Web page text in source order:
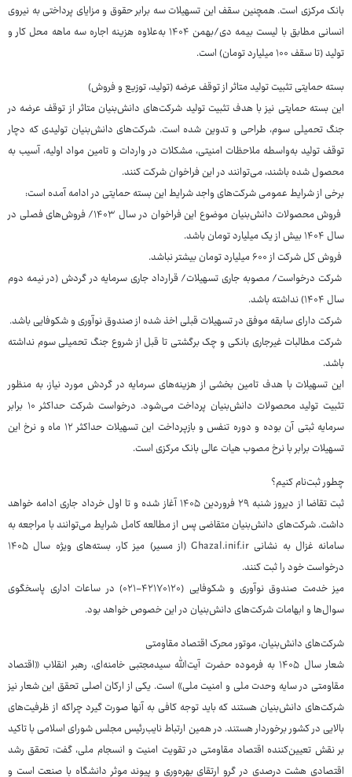
بانک مرکزی است. همچنین سقف این تسهیلات سه برابر حقوق و مزایای پرداختی به نیروی
انسانی مطابق با لیست بیمه دی/بهمن ۱۴۰۴ به‌علاوه هزینه اجاره سه ماهه محل کار و
تولید (تا سقف ۱۰۰ میلیارد تومان) است.
بسته حمایتی تثبیت تولید متاثر از توقف عرضه (تولید، توزیع و فروش)
این بسته حمایتی نیز با هدف تثبیت تولید شرکت‌های دانش‌بنیان متاثر از توقف عرضه در
جنگ تحمیلی سوم، طراحی و تدوین شده است. شرکت‌های دانش‌بنیان تولیدی که دچار
توقف تولید به‌واسطه ملاحظات امنیتی، مشکلات در واردات و تامین مواد اولیه، آسیب به
محصول شده باشند، می‌توانند در این فراخوان شرکت کنند.
برخی از شرایط عمومی شرکت‌های واجد شرایط این بسته حمایتی در ادامه آمده است:
فروش محصولات دانش‌بنیان موضوع این فراخوان در سال ۱۴۰۳/ فروش‌های فصلی در
سال ۱۴۰۴ بیش از یک میلیارد تومان باشد.
فروش کل شرکت از ۶۰۰ میلیارد تومان بیشتر نباشد.
شرکت درخواست/ مصوبه جاری تسهیلات/ قرارداد جاری سرمایه در گردش (در نیمه دوم
سال ۱۴۰۴) نداشته باشد.
شرکت دارای سابقه موفق در تسهیلات قبلی اخذ شده از صندوق نوآوری و شکوفایی باشد.
شرکت مطالبات غیرجاری بانکی و چک برگشتی تا قبل از شروع جنگ تحمیلی سوم نداشته
باشد.
این تسهیلات با هدف تامین بخشی از هزینه‌های سرمایه در گردش مورد نیاز، به منظور
تثبیت تولید محصولات دانش‌بنیان پرداخت می‌شود. درخواست شرکت حداکثر ۱۰ برابر
سرمایه ثبتی آن بوده و دوره تنفس و بازپرداخت این تسهیلات حداکثر ۱۲ ماه و نرخ این
تسهیلات برابر با نرخ مصوب هیات عالی بانک مرکزی است.
چطور ثبت‌نام کنیم؟
ثبت تقاضا از دیروز شنبه ۲۹ فروردین ۱۴۰۵ آغاز شده و تا اول خرداد جاری ادامه خواهد
داشت. شرکت‌های دانش‌بنیان متقاضی پس از مطالعه کامل شرایط می‌توانند با مراجعه به
سامانه غزال به نشانی Ghazal.inif.ir (از مسیر) میز کار، بسته‌های ویژه سال ۱۴۰۵
درخواست خود را ثبت کنند.
میز خدمت صندوق نوآوری و شکوفایی (۴۲۱۷۰۱۲۰-۰۲۱) در ساعات اداری پاسخگوی
سوال‌ها و ابهامات شرکت‌های دانش‌بنیان در این خصوص خواهد بود.
شرکت‌های دانش‌بنیان، موتور محرک اقتصاد مقاومتی
شعار سال ۱۴۰۵ به فرموده حضرت آیت‌الله سیدمجتبی خامنه‌ای، رهبر انقلاب «اقتصاد
مقاومتی در سایه وحدت ملی و امنیت ملی» است. یکی از ارکان اصلی تحقق این شعار نیز
شرکت‌های دانش‌بنیان هستند که باید توجه کافی به آنها صورت گیرد چراکه از ظرفیت‌های
بالایی در کشور برخوردار هستند. در همین ارتباط نایب‌رئیس مجلس شورای اسلامی با تاکید
بر نقش تعیین‌کننده اقتصاد مقاومتی در تقویت امنیت و انسجام ملی، گفت: تحقق رشد
اقتصادی هشت درصدی در گرو ارتقای بهره‌وری و پیوند موثر دانشگاه با صنعت است و